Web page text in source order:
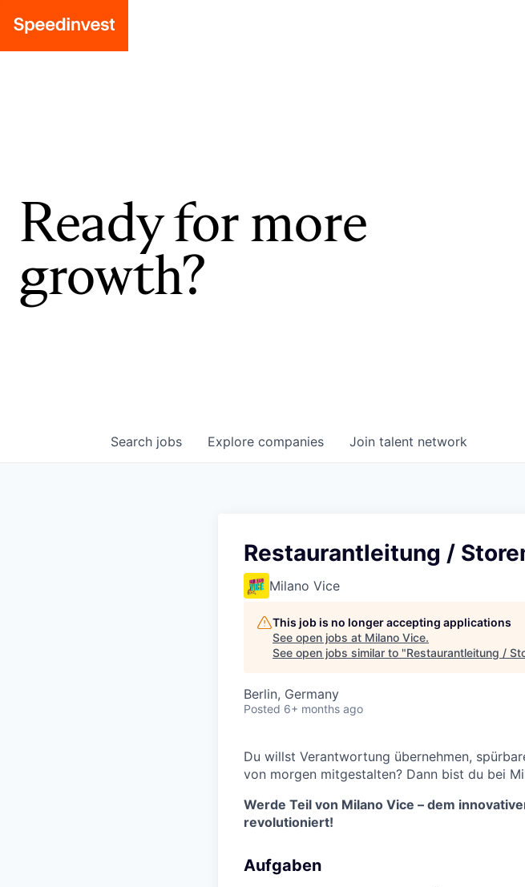
Ready for more
growth?
Search jobs Explore companies Join talent network
Restaurantleitung /
Milano Vice
This job is no longer accepting applications
See open jobs at Milano Vice.
See open jobs similar to "Restaurantleitung /
Berlin, Germany
Posted 6+ months ago
Du willst Verantwortung übernehmen,
von morgen mitgestalten? Dann bist du bei
Werde Teil von Milano Vice – dem
revolutioniert!
Aufgaben